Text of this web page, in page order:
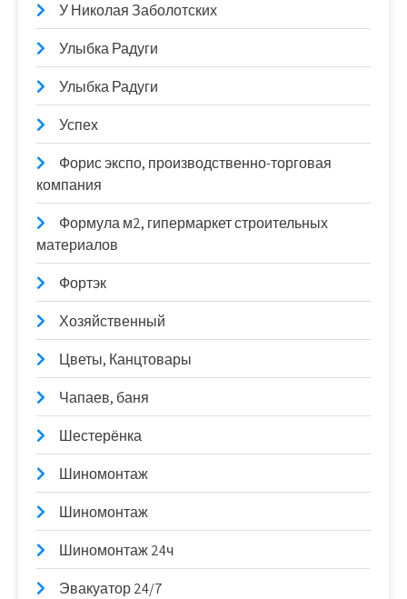
У Николая Заболотских
Улыбка Радуги
Улыбка Радуги
Успех
Форис экспо, производственно-торговая
компания
Формула м2, гипермаркет строительных
материалов
Фортэк
Хозяйственный
Цветы, Канцтовары
Чапаев, баня
Шестерёнка
Шиномонтаж
Шиномонтаж
Шиномонтаж 24ч
Эвакуатор 24/7